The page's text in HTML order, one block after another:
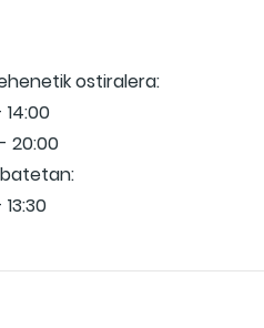
ostiralera:
20:00